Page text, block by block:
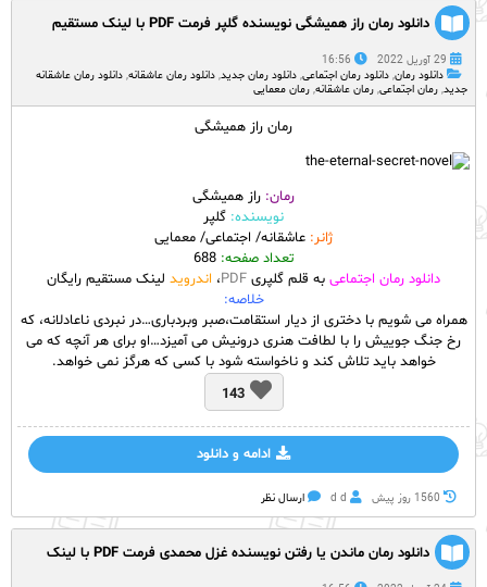
دانلود رمان راز همیشگی نویسنده گلپر فرمت PDF با لینک مستقیم
29 آوریل 2022
16:56
دانلود رمان, دانلود رمان اجتماعی, دانلود رمان جدید, دانلود رمان عاشقانه, دانلود رمان عاشقانه
جدید, رمان اجتماعی, رمان عاشقانه, رمان معمایی
رمان راز همیشگی
رمان: راز همیشگی
نویسنده: گلپر
ژانر: عاشقانه/ اجتماعی/ معمایی
تعداد صفحه:
دانلود رمان اجتماعی به قلم گلپری PDF، اندروید لینک مستقیم رایگان
خلاصه:
همراه می شویم با دختری از دیار استقامت،صبر وبردباری…در نبردی ناعادلانه، که
رخ جنگ جوییش را با لطافت هنری درونیش می آمیزد…او برای هر آنچه که می
خواهد باید تلاش کند و ناخواسته شود با کسی که هرگز نمی خواهد.
143
ادامه و دانلود
1560 روز پيش d d ارسال نظر
دانلود رمان ماندن یا رفتن نویسنده غزل محمدی فرمت PDF با لینک